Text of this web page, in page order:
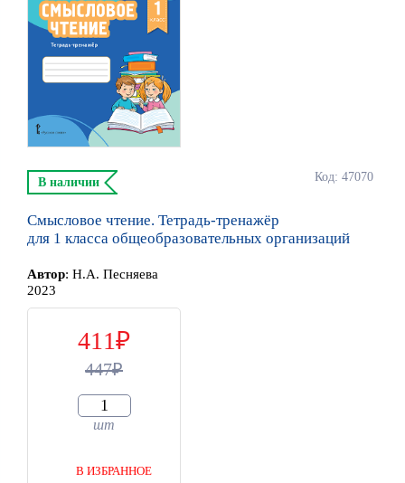
Код: 47070
В наличии
Смысловое чтение. Тетрадь-тренажёр
для 1 класса общеобразовательных организаций
Автор: Н.А. Песняева
2023
411
447
шт
В ИЗБРАННОЕ